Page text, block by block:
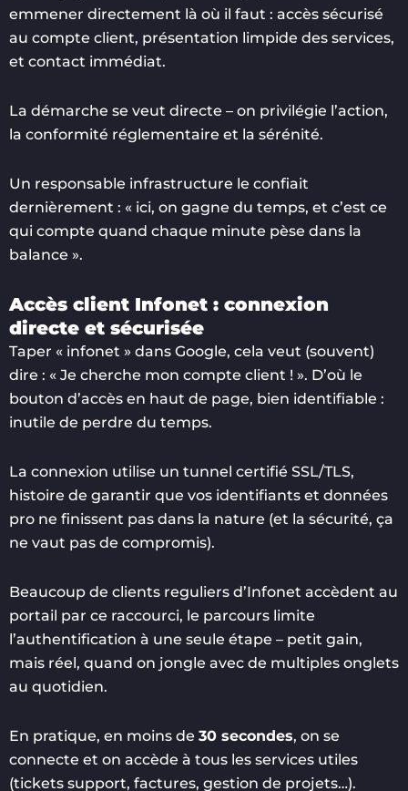
emmener directement là où il faut : accès sécurisé
au compte client, présentation limpide des services,
et contact immédiat.
La démarche se veut directe – on privilégie l’action,
la conformité réglementaire et la sérénité.
Un responsable infrastructure le confiait
dernièrement : « ici, on gagne du temps, et c’est ce
qui compte quand chaque minute pèse dans la
balance ».
Accès client Infonet : connexion
directe et sécurisée
Taper « infonet » dans Google, cela veut (souvent)
dire : « Je cherche mon compte client ! ». D’où le
bouton d’accès en haut de page, bien identifiable :
inutile de perdre du temps.
La connexion utilise un tunnel certifié SSL/TLS,
histoire de garantir que vos identifiants et données
pro ne finissent pas dans la nature (et la sécurité, ça
ne vaut pas de compromis).
Beaucoup de clients reguliers d’Infonet accèdent au
portail par ce raccourci, le parcours limite
l’authentification à une seule étape – petit gain,
mais réel, quand on jongle avec de multiples onglets
au quotidien.
En pratique, en moins de 30 secondes, on se
connecte et on accède à tous les services utiles
(tickets support, factures, gestion de projets…).